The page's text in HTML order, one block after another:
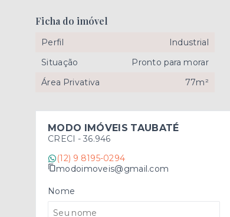
Ficha do imóvel
Perfil
Industrial
Situação
Pronto para morar
Área Privativa
77m²
MODO IMÓVEIS TAUBATÉ
CRECI - 36.946
(12) 9 8195-0294
modoimoveis@gmail.com
Nome